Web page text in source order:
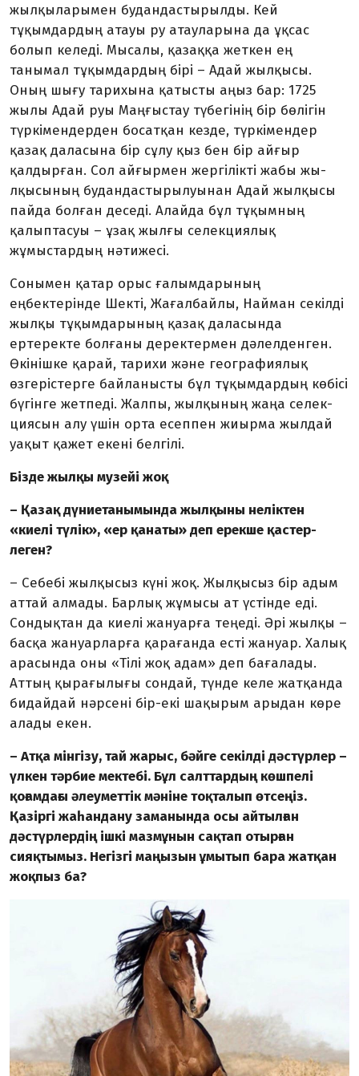
жылқыларымен будан­дастырылды. Кей
тұқымдар­дың атауы ру атауларына да ұқсас
болып келеді. Мысалы, қазаққа жеткен ең
танымал тұқымдардың бірі – Адай жылқысы.
Оның шығу тарихына қатысты аңыз бар: 1725
жылы Адай руы Маңғыстау түбегінің бір бөлігін
түркімен­дерден босатқан кезде, түркімен­дер
қазақ даласына бір сұлу қыз бен бір айғыр
қалдырған. Сол айғырмен жергілікті жабы жы­
лқы­­сының будандастырылуынан Адай жылқысы
пайда болған деседі. Алайда бұл тұқымның
қалыптасуы – ұзақ жылғы селек­циялық
жұмыстардың нәтижесі.
Сонымен қатар орыс ғалым­дарының
еңбектерінде Шекті, Жағалбайлы, Найман секілді
жылқы тұқымдарының қазақ дала­сында
ертеректе болғаны де­рек­термен дәлелденген.
Өкінішке қарай, тарихи және географиялық
өзгерістерге байланысты бұл тұ­қым­дардың көбісі
бүгінге жетпеді. Жалпы, жылқының жаңа селек­
циясын алу үшін орта есеппен жиырма жылдай
уақыт қажет екені белгілі.
Бізде жылқы музейі жоқ
– Қазақ дүниетанымында жыл­қыны неліктен
«киелі түлік», «ер қанаты» деп ерекше қастер­
леген?
– Себебі жылқысыз күні жоқ. Жылқысыз бір адым
аттай алма­ды. Барлық жұмысы ат үстінде еді.
Сондықтан да киелі жануарға теңеді. Әрі жылқы –
басқа жан­уар­ларға қарағанда есті жануар. Халық
арасында оны «Тілі жоқ адам» деп бағалады.
Аттың қыра­ғылығы сондай, түнде келе жат­қан­да
бидайдай нәрсені бір-екі шақырым арыдан көре
алады екен.
– Атқа мінгізу, тай жарыс, бәй­ге секілді дәстүрлер –
үлкен тәрбие мектебі. Бұл салттардың көшпелі
қоғамдағы әлеуметтік мәніне тоқ­талып өтсеңіз.
Қазіргі жаһандану заманында осы айтылған
дәстүр­лердің ішкі мазмұнын сақтап отыр­ған
сияқтымыз. Негізгі маңызын ұмытып бара жатқан
жоқпыз ба?